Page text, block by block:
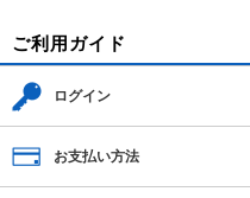
ご利用ガイド
ログイン
お支払い方法